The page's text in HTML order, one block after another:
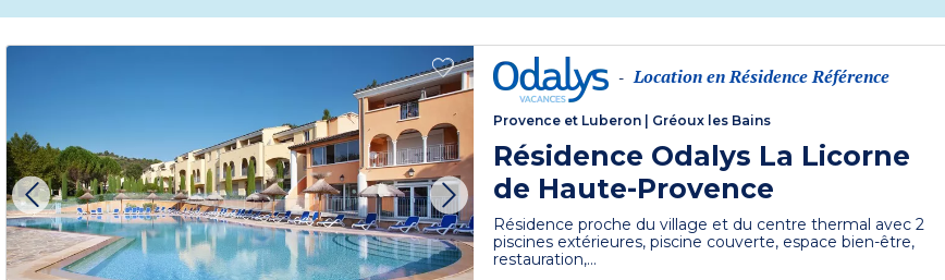
- Location en Résidence Référence
Provence et Luberon | Gréoux les Bains
Résidence Odalys La Licorne
de Haute-Provence
Résidence proche du village et du centre thermal avec 2
piscines extérieures, piscine couverte, espace bien-être,
restauration,...